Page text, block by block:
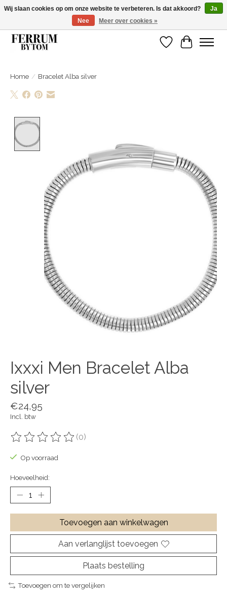
Wij zijn gelsoten van 14 tm 18 februari
Verlanglijst
Home / Bracelet Alba silver
Ixxxi Men Bracelet Alba
silver
€24,95
Incl. btw
De beoordeling van dit product is
(0)
Op voorraad
Hoeveelheid:
Toevoegen aan winkelwagen
Aan verlanglijst toevoegen
Plaats bestelling
Toevoegen om te vergelijken
Wij slaan cookies op om onze website te verbeteren. Is dat akkoord?
Ja
Nee
Meer over cookies »